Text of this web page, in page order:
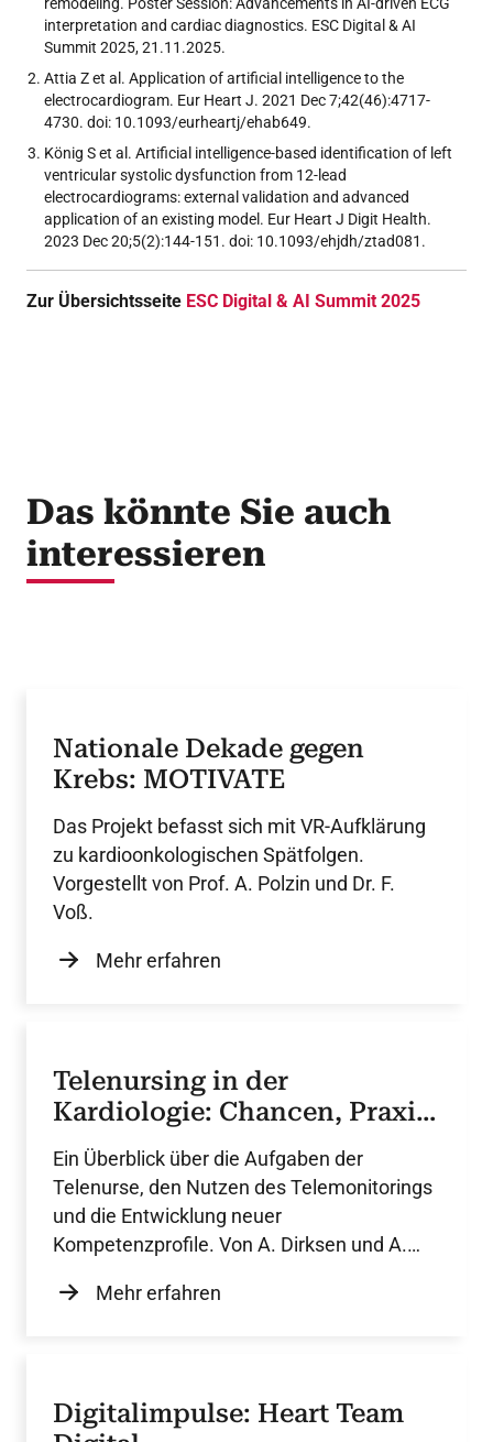
interpretation and cardiac diagnostics. ESC Digital & AI
Summit 2025, 21.11.2025.
Attia Z et al. Application of artificial intelligence to the
electrocardiogram. Eur Heart J. 2021 Dec 7;42(46):4717-
4730. doi: 10.1093/eurheartj/ehab649.
König S et al. Artificial intelligence-based identification of left
ventricular systolic dysfunction from 12-lead
electrocardiograms: external validation and advanced
application of an existing model. Eur Heart J Digit Health.
2023 Dec 20;5(2):144-151. doi: 10.1093/ehjdh/ztad081.
Zur Übersichtsseite ESC Digital & AI Summit 2025
Das könnte Sie auch
interessieren
Nationale Dekade gegen
Krebs: MOTIVATE
Das Projekt befasst sich mit VR-Aufklärung
zu kardioonkologischen Spätfolgen.
Vorgestellt von Prof. A. Polzin und Dr. F.
Voß.
Mehr erfahren
Telenursing in der
Kardiologie: Chancen, Praxis
und Perspektiven
Ein Überblick über die Aufgaben der
Telenurse, den Nutzen des Telemonitorings
und die Entwicklung neuer
Kompetenzprofile. Von A. Dirksen und A.
Mehr erfahren
Digitalimpulse: Heart Team